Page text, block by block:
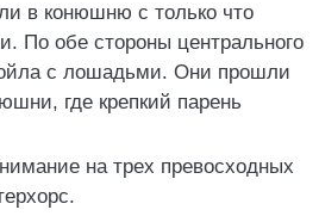
в конюшню с только что
По обе стороны центрального
с лошадьми. Они прошли
где крепкий парень
на трех превосходных